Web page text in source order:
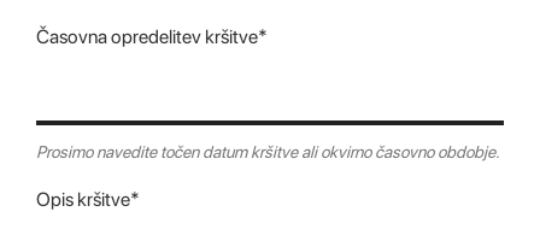
Časovna opredelitev kršitve*
Prosimo navedite točen datum kršitve ali okvirno časovno obdobje.
Opis kršitve*